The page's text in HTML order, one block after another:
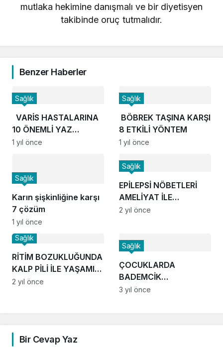
mutlaka hekimine danışmalı ve bir diyetisyen
takibinde oruç tutmalıdır.
Benzer Haberler
VARİS HASTALARINA
10 ÖNEMLİ YAZ
ÖNERİSİ!
Sağlık
1 yıl önce
BÖBREK TAŞINA KARŞI
8 ETKİLİ YÖNTEM
Sağlık
1 yıl önce
Karın şişkinliğine karşı
7 çözüm
Sağlık
1 yıl önce
EPİLEPSİ NÖBETLERİ
AMELİYAT İLE
ÖNLENEBİLİYOR!
Sağlık
2 yıl önce
RİTİM BOZUKLUĞUNDA
KALP PİLİ İLE YAŞAMIN
PÜF NOKTALARI
Sağlık
2 yıl önce
ÇOCUKLARDA
BADEMCİK
AMELİYATI NE ZAMAN
Sağlık
3 yıl önce
Bir Cevap Yaz